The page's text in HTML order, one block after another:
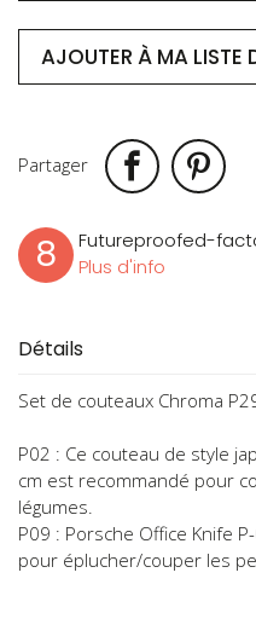
AJOUTER À MA LISTE
Partager
8
Futureproofed-
Plus d'info
Détails
Set de couteaux Chroma
P02 : Ce couteau de style
cm est recommandé pour
légumes.
P09 : Porsche Office Knife
pour éplucher/couper les